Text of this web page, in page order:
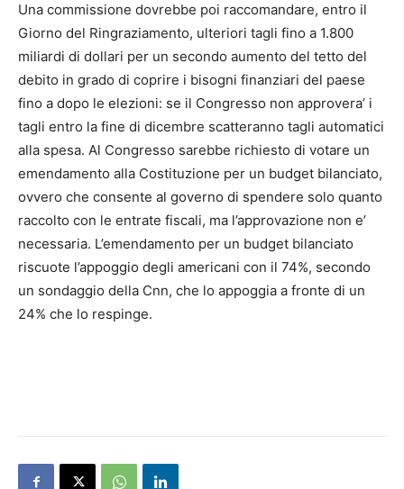
Una commissione dovrebbe poi raccomandare, entro il
Giorno del Ringraziamento, ulteriori tagli fino a 1.800
miliardi di dollari per un secondo aumento del tetto del
debito in grado di coprire i bisogni finanziari del paese
fino a dopo le elezioni: se il Congresso non approvera’ i
tagli entro la fine di dicembre scatteranno tagli automatici
alla spesa. Al Congresso sarebbe richiesto di votare un
emendamento alla Costituzione per un budget bilanciato,
ovvero che consente al governo di spendere solo quanto
raccolto con le entrate fiscali, ma l’approvazione non e’
necessaria. L’emendamento per un budget bilanciato
riscuote l’appoggio degli americani con il 74%, secondo
un sondaggio della Cnn, che lo appoggia a fronte di un
24% che lo respinge.